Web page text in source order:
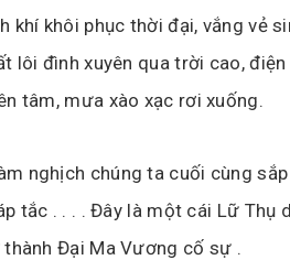
khí khôi phục thời đại, vắng vẻ
lôi đình xuyên qua trời cao,
tâm, mưa xào xạc rơi xuống.
nghịch chúng ta cuối cùng
tắc . . . . Đây là một cái Lữ Thụ
Đại Ma Vương cố sự .